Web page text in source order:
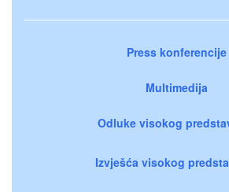
Press konferencije
Multimedija
Odluke visokog
Izvješća visokog